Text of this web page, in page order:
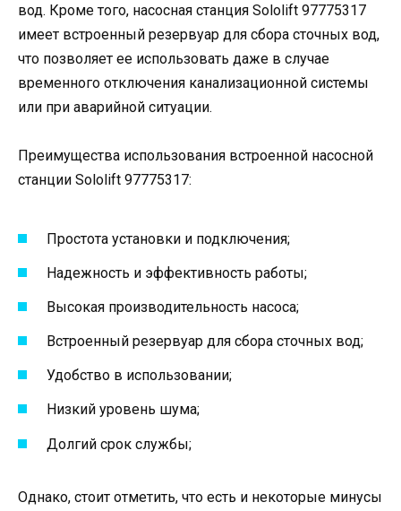
вод. Кроме того, насосная станция Sololift 97775317
имеет встроенный резервуар для сбора сточных вод,
что позволяет ее использовать даже в случае
временного отключения канализационной системы
или при аварийной ситуации.
Преимущества использования встроенной насосной
станции Sololift 97775317:
Простота установки и подключения;
Надежность и эффективность работы;
Высокая производительность насоса;
Встроенный резервуар для сбора сточных вод;
Удобство в использовании;
Низкий уровень шума;
Долгий срок службы;
Однако, стоит отметить, что есть и некоторые минусы